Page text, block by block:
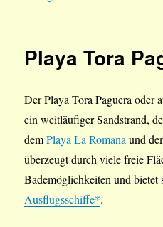
Playa Tora
Der Playa Tora Paguera oder
ein weitläufiger Sandstrand,
demPlaya La Romanaund
überzeugt durch viele freie
Bademöglichkeiten und
Ausflugsschiffe*.